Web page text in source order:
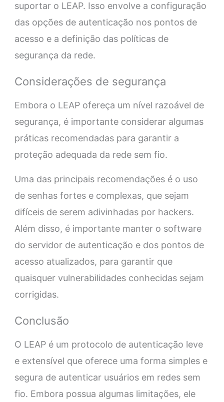
suportar o LEAP. Isso envolve a configuração
das opções de autenticação nos pontos de
acesso e a definição das políticas de
segurança da rede.
Considerações de segurança
Embora o LEAP ofereça um nível razoável de
segurança, é importante considerar algumas
práticas recomendadas para garantir a
proteção adequada da rede sem fio.
Uma das principais recomendações é o uso
de senhas fortes e complexas, que sejam
difíceis de serem adivinhadas por hackers.
Além disso, é importante manter o software
do servidor de autenticação e dos pontos de
acesso atualizados, para garantir que
quaisquer vulnerabilidades conhecidas sejam
corrigidas.
Conclusão
O LEAP é um protocolo de autenticação leve
e extensível que oferece uma forma simples e
segura de autenticar usuários em redes sem
fio. Embora possua algumas limitações, ele